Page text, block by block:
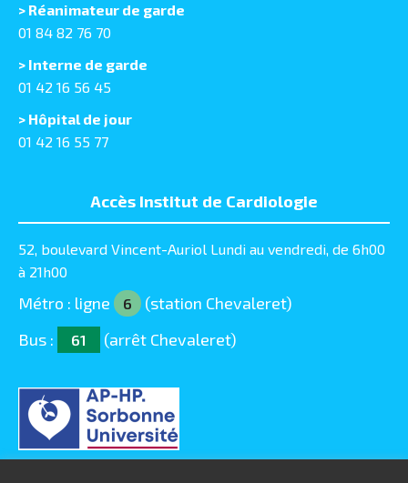
> Réanimateur de garde
01 84 82 76 70
> Interne de garde
01 42 16 56 45
> Hôpital de jour
01 42 16 55 77
Accès Institut de Cardiologie
52, boulevard Vincent-Auriol Lundi au vendredi, de 6h00
à 21h00
Métro : ligne 6
(station Chevaleret)
Bus :
61 (arrêt Chevaleret)